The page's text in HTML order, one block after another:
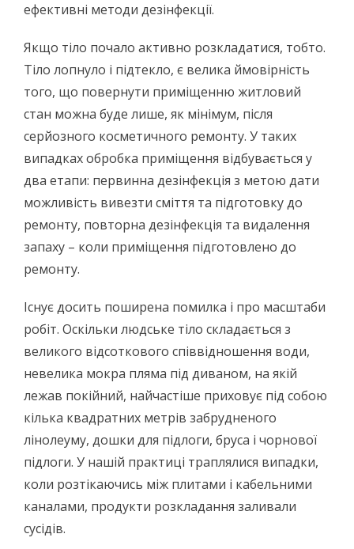
ефективні методи дезінфекції.
Якщо тіло почало активно розкладатися, тобто.
Тіло лопнуло і підтекло, є велика ймовірність
того, що повернути приміщенню житловий
стан можна буде лише, як мінімум, після
серйозного косметичного ремонту. У таких
випадках обробка приміщення відбувається у
два етапи: первинна дезінфекція з метою дати
можливість вивезти сміття та підготовку до
ремонту, повторна дезінфекція та видалення
запаху – коли приміщення підготовлено до
ремонту.
Існує досить поширена помилка і про масштаби
робіт. Оскільки людське тіло складається з
великого відсоткового співвідношення води,
невелика мокра пляма під диваном, на якій
лежав покійний, найчастіше приховує під собою
кілька квадратних метрів забрудненого
лінолеуму, дошки для підлоги, бруса і чорнової
підлоги. У нашій практиці траплялися випадки,
коли розтікаючись між плитами і кабельними
каналами, продукти розкладання заливали
сусідів.